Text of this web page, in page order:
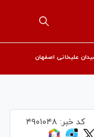
علیخانی اصفهان
کد خبر: ۴۹۰۱۰۴۸